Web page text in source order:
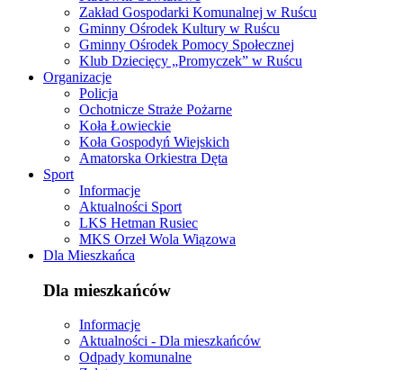
Zakład Gospodarki Komunalnej w Ruścu
Gminny Ośrodek Kultury w Ruścu
Gminny Ośrodek Pomocy Społecznej
Klub Dziecięcy „Promyczek” w Ruścu
Organizacje
Policja
Ochotnicze Straże Pożarne
Koła Łowieckie
Koła Gospodyń Wiejskich
Amatorska Orkiestra Dęta
Sport
Informacje
Aktualności Sport
LKS Hetman Rusiec
MKS Orzeł Wola Wiązowa
Dla Mieszkańca
Dla mieszkańców
Informacje
Aktualności - Dla mieszkańców
Odpady komunalne